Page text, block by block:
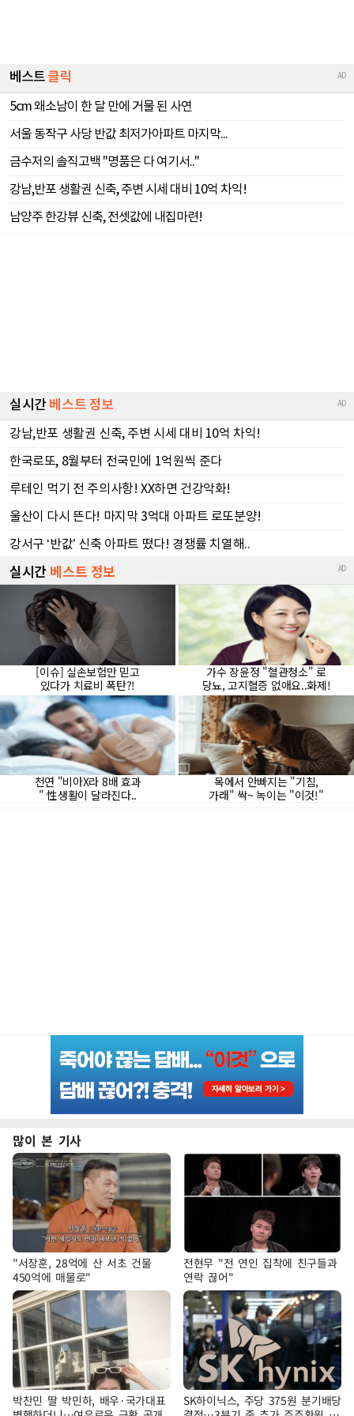
많이 본 기사
"서장훈, 28억에 산 서초 건물
450억에 매물로"
전현무 "전 연인 집착에 친구들과
연락 끊어"
박찬민 딸 박민하, 배우·국가대표
SK하이닉스, 주당 375원 분기배당